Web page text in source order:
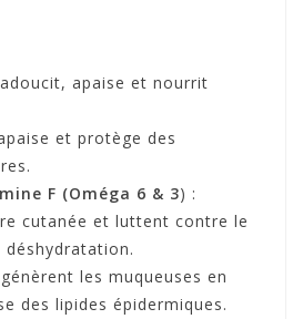
apaise et nourrit
et protège des
F (Oméga 6 & 3) :
cutanée et luttent contre le
les muqueuses en
des lipides épidermiques.